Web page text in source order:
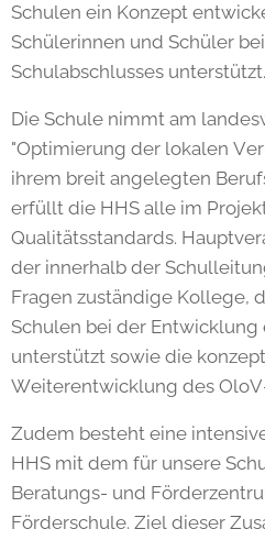
Schulen ein Konzept
Schülerinnen und Schüler
Schulabschlusses unterstützt.
Die Schule nimmt am
"Optimierung der lokalen
ihrem breit angelegten
erfüllt die HHS alle im
Qualitätsstandards.
der innerhalb der
Fragen zuständige Kollege,
Schulen bei der
unterstützt sowie die
Weiterentwicklung des
Zudem besteht eine
HHS mit dem für unsere
Beratungs- und
Förderschule. Ziel dieser